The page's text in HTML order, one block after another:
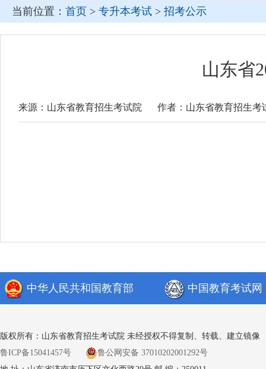
当前位置： 首页 > 专升本考试 > 招考公示
山东省
来源：山东省教育招生考试院 作者：山东省教育招生考
中华人民共和国教育部 中国教育考试网
版权所有：山东省教育招生考试院 未经授权不得复制、转载、建立镜像
鲁ICP备15041457号
鲁公网安备 37010202001292号